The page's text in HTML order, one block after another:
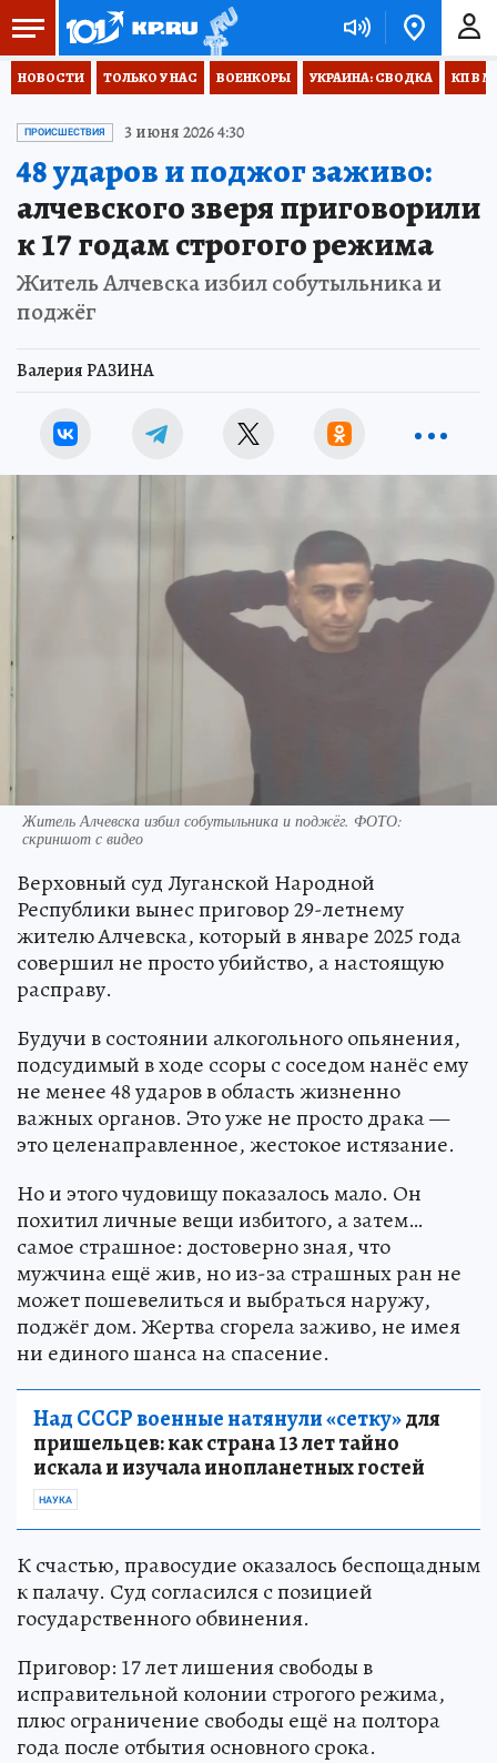
НОВОСТИ ТОЛЬКО У НАС ВОЕНКОРЫ УКРАИНА: СВОДКА КП В
ПРОИСШЕСТВИЯ 3 июня 2026 4:30
48 ударов и поджог заживо:
алчевского зверя приговорили
к 17 годам строгого режима
Житель Алчевска избил собутыльника и
поджёг
Валерия РАЗИНА
Житель Алчевска избил собутыльника и поджёг. ФОТО:
скриншот с видео
Верховный суд Луганской Народной
Республики вынес приговор 29-летнему
жителю Алчевска, который в январе 2025 года
совершил не просто убийство, а настоящую
расправу.
Будучи в состоянии алкогольного опьянения,
подсудимый в ходе ссоры с соседом нанёс ему
не менее 48 ударов в область жизненно
важных органов. Это уже не просто драка —
это целенаправленное, жестокое истязание.
Но и этого чудовищу показалось мало. Он
похитил личные вещи избитого, а затем…
самое страшное: достоверно зная, что
мужчина ещё жив, но из-за страшных ран не
может пошевелиться и выбраться наружу,
поджёг дом. Жертва сгорела заживо, не имея
ни единого шанса на спасение.
Над СССР военные натянули «сетку»для
пришельцев: как страна 13 лет тайно
искала и изучала инопланетных гостей
НАУКА
К счастью, правосудие оказалось беспощадным
к палачу. Суд согласился с позицией
государственного обвинения.
Приговор: 17 лет лишения свободы в
исправительной колонии строгого режима,
плюс ограничение свободы ещё на полтора
года после отбытия основного срока.